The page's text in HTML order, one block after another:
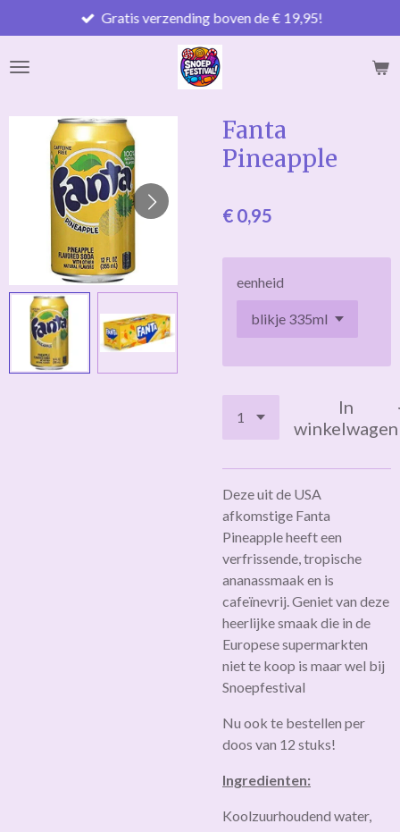
direct
naar
Gratis verzending boven de € 19,95!
Fanta
Pineapple
€ 0,95
eenheid
In
winkelwagen
Deze uit de USA
afkomstige Fanta
Pineapple heeft een
verfrissende, tropische
ananassmaak en is
cafeïnevrij. Geniet van deze
heerlijke smaak die in de
Europese supermarkten
niet te koop is maar wel bij
Snoepfestival
Nu ook te bestellen per
doos van 12 stuks!
Ingredienten:
Koolzuurhoudend water,